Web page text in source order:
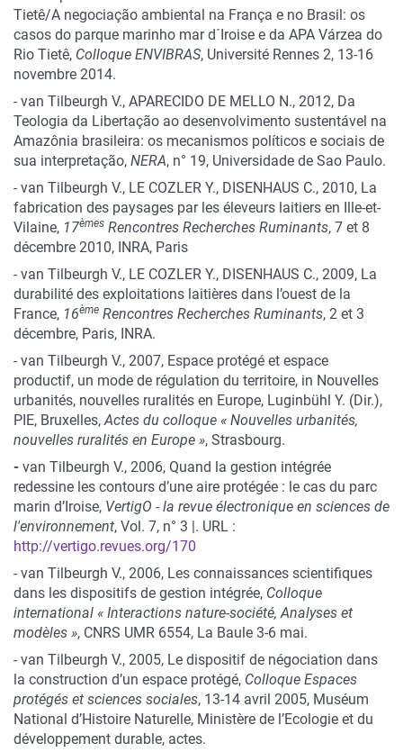
Tietê/A negociação ambiental na França e no Brasil: os
casos do parque marinho mar d´Iroise e da APA Várzea do
Rio Tietê, Colloque ENVIBRAS, Université Rennes 2, 13-16
novembre 2014.
- van Tilbeurgh V., APARECIDO DE MELLO N., 2012, Da
Teologia da Libertação ao desenvolvimento sustentável na
Amazônia brasileira: os mecanismos políticos e sociais de
sua interpretação, NERA, n° 19, Universidade de Sao Paulo.
- van Tilbeurgh V., LE COZLER Y., DISENHAUS C., 2010, La
fabrication des paysages par les éleveurs laitiers en Ille-et-
Vilaine, 17èmes Rencontres Recherches Ruminants, 7 et 8
décembre 2010, INRA, Paris
- van Tilbeurgh V., LE COZLER Y., DISENHAUS C., 2009, La
durabilité des exploitations laitières dans l’ouest de la
France, 16ème Rencontres Recherches Ruminants, 2 et 3
décembre, Paris, INRA.
- van Tilbeurgh V., 2007, Espace protégé et espace
productif, un mode de régulation du territoire, in Nouvelles
urbanités, nouvelles ruralités en Europe, Luginbühl Y. (Dir.),
PIE, Bruxelles,Actes du colloque « Nouvelles urbanités,
nouvelles ruralités en Europe », Strasbourg.
- van Tilbeurgh V., 2006, Quand la gestion intégrée
redessine les contours d’une aire protégée : le cas du parc
marin d’Iroise, VertigO - la revue électronique en sciences de
l'environnement, Vol. 7, n° 3 |. URL :
http://vertigo.revues.org/170
- van Tilbeurgh V., 2006, Les connaissances scientifiques
dans les dispositifs de gestion intégrée, Colloque
international « Interactions nature-société, Analyses et
modèles », CNRS UMR 6554, La Baule 3-6 mai.
- van Tilbeurgh V., 2005, Le dispositif de négociation dans
la construction d’un espace protégé, Colloque Espaces
protégés et sciences sociales, 13-14 avril 2005, Muséum
National d’Histoire Naturelle, Ministère de l’Ecologie et du
développement durable, actes.